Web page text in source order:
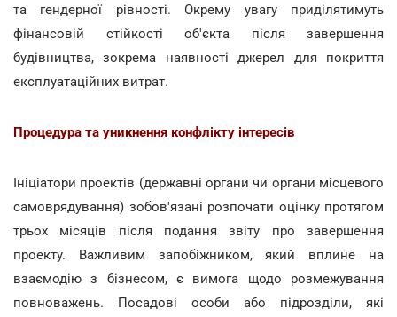
та гендерної рівності. Окрему увагу приділятимуть
фінансовій стійкості об'єкта після завершення
будівництва, зокрема наявності джерел для покриття
експлуатаційних витрат.
Процедура та уникнення конфлікту інтересів
Ініціатори проектів (державні органи чи органи місцевого
самоврядування) зобов'язані розпочати оцінку протягом
трьох місяців після подання звіту про завершення
проекту. Важливим запобіжником, який вплине на
взаємодію з бізнесом, є вимога щодо розмежування
повноважень. Посадові особи або підрозділи, які